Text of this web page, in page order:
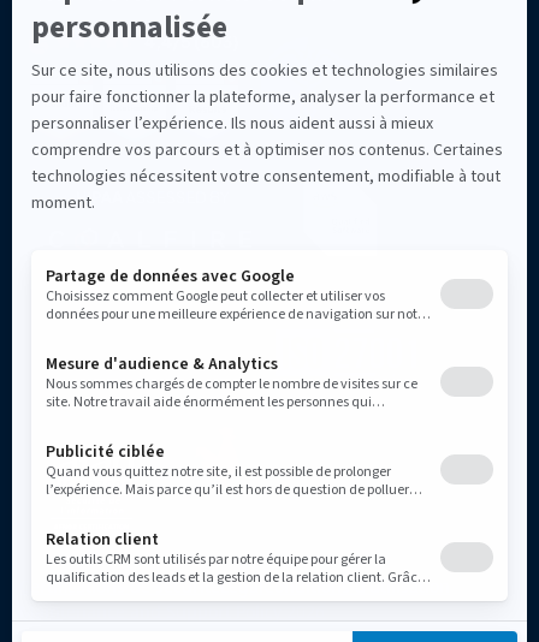
Certifications de sécuritéLégal Conditions d'utilisation